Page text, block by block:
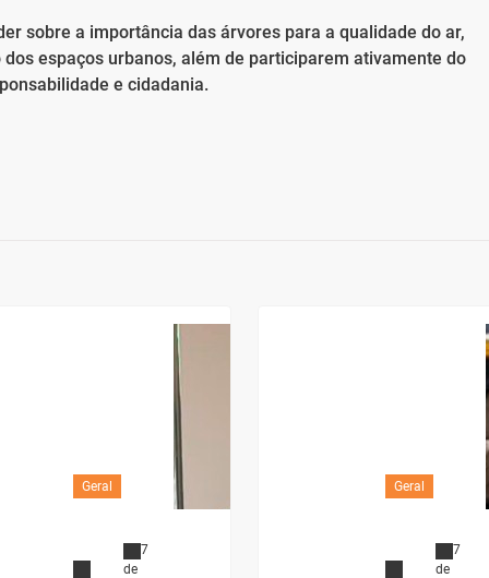
sobre a importância das árvores para a qualidade do ar,
espaços urbanos, além de participarem ativamente do
e cidadania.
Geral
7
de
Geral
7
de